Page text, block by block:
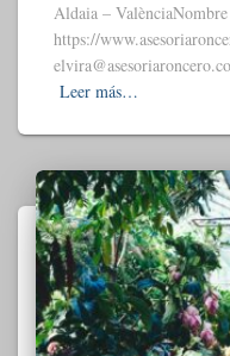
Aldaia –
https://
Leer más…